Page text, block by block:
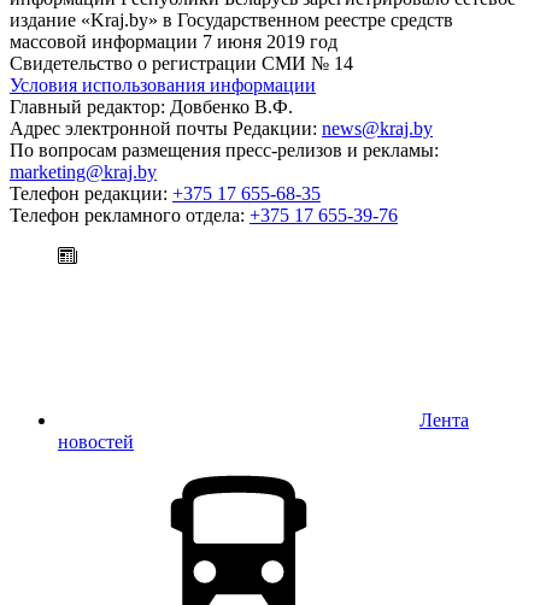
издание «Kraj.by» в Государственном реестре средств
массовой информации 7 июня 2019 год
Свидетельство о регистрации СМИ № 14
Условия использования информации
Главный редактор: Довбенко В.Ф.
Адрес электронной почты Редакции: news@kraj.by
По вопросам размещения пресс-релизов и рекламы:
marketing@kraj.by
Телефон редакции: +375 17 655-68-35
Телефон рекламного отдела: +375 17 655-39-76
Лента
новостей